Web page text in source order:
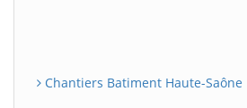
Chantiers Batiment Haute-Saône